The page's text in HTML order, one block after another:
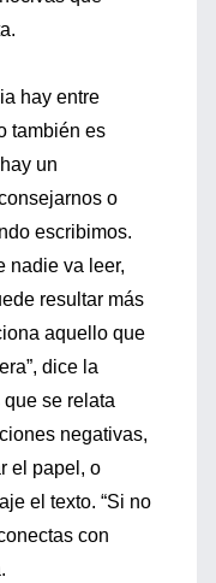
hay entre
también es
un
o
escribimos.
nadie va leer,
resultar más
aquello que
dice la
se relata
negativas,
el papel, o
el texto. “Si no
con